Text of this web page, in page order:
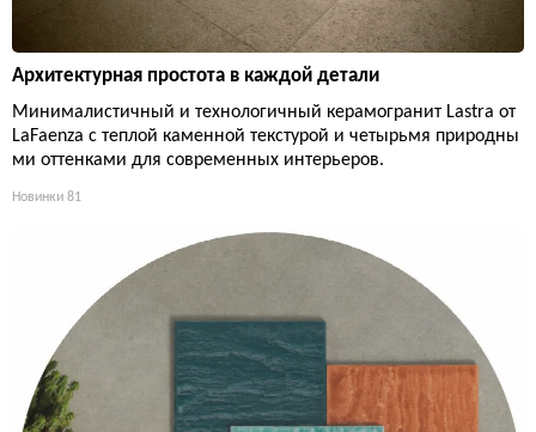
Архитектурная простота в каждой детали
Минималистичный и технологичный керамогранит Lastra от
LaFaenza с теплой каменной текстурой и четырьмя природны
ми оттенками для современных интерьеров.
Новинки 81